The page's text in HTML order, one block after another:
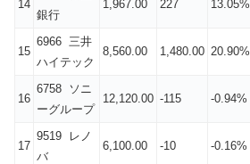
14
銀行
1,967.00 227 13.05%
15
6966 三井
ハイテック
8,560.00 1,480.00 20.90%
16
6758 ソニ
ーグループ
12,120.00 -115 -0.94%
17
9519 レノ
バ
6,100.00 -10 -0.16%